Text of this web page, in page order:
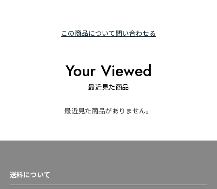
この商品について問い合わせる
Your Viewed
最近見た商品
最近見た商品がありません。
送料について